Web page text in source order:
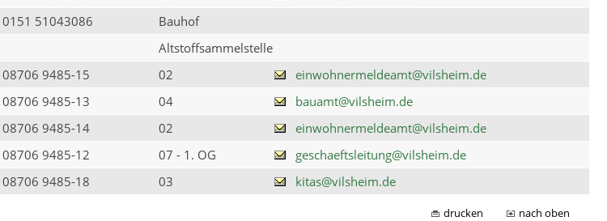
0151 51043086
Bauhof
Altstoffsammelstelle
08706 9485-15 02
einwohnermeldeamt@vilsheim.de
08706 9485-13 04
bauamt@vilsheim.de
08706 9485-14 02
einwohnermeldeamt@vilsheim.de
08706 9485-12 07 - 1. OG
geschaeftsleitung@vilsheim.de
08706 9485-18 03 kitas@vilsheim.de
drucken nach oben